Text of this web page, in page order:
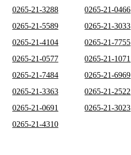
0265-21-3288
0265-21-0466
0265-21-5589
0265-21-3033
0265-21-4104
0265-21-7755
0265-21-0577
0265-21-1071
0265-21-7484
0265-21-6969
0265-21-3363
0265-21-2522
0265-21-0691
0265-21-3023
0265-21-4310